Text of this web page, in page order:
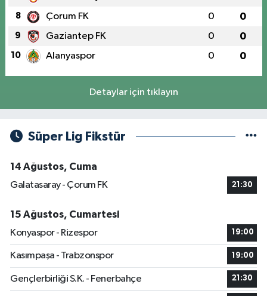
8 Çorum FK 0 0
9 Gaziantep FK 0 0
10 Alanyaspor 0 0
Detaylar için tıklayın
Süper Lig Fikstür
14 Ağustos, Cuma
Galatasaray - Çorum FK
21:30
15 Ağustos, Cumartesi
Konyaspor - Rizespor
19:00
Kasımpaşa - Trabzonspor 19:00
Gençlerbirliği S.K. - Fenerbahçe 21:30